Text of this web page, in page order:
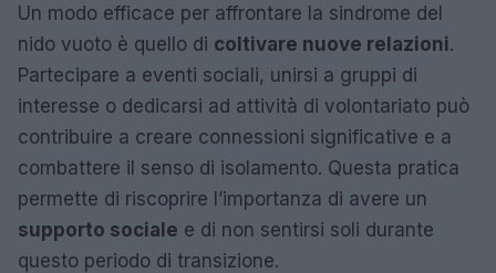
Un modo efficace per affrontare la sindrome del
nido vuoto è quello di coltivare nuove relazioni.
Partecipare a eventi sociali, unirsi a gruppi di
interesse o dedicarsi ad attività di volontariato può
contribuire a creare connessioni significative e a
combattere il senso di isolamento. Questa pratica
permette di riscoprire l’importanza di avere un
supporto sociale e di non sentirsi soli durante
questo periodo di transizione.